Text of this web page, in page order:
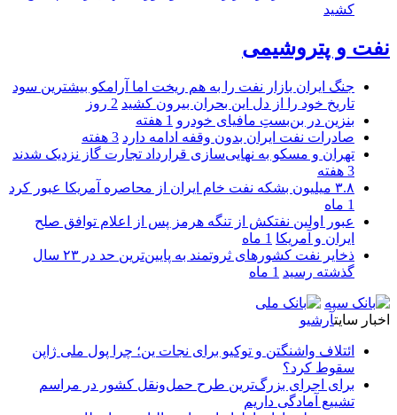
کشید
نفت و پتروشیمی
جنگ ایران بازار نفت را به هم ریخت اما آرامکو بیشترین سود
تاریخ خود را از دل این بحران بیرون کشید 2 روز
بنزین در بن‌بستِ مافیای خودرو 1 هفته
صادرات نفت ایران بدون وقفه ادامه دارد 3 هفته
تهران و مسکو به نهایی‌سازی قرارداد تجارت گاز نزدیک شدند
3 هفته
۳.۸ میلیون بشکه نفت خام ایران از محاصره آمریکا عبور کرد
1 ماه
عبور اولین نفتکش از تنگه هرمز پس از اعلام توافق صلح
ایران و آمریکا 1 ماه
ذخایر نفت کشورهای ثروتمند به پایین‌ترین حد در ۲۳ سال
گذشته رسید 1 ماه
اخبار سایتآرشیو
ائتلاف واشنگتن و توکیو برای نجات ین؛ چرا پول ملی ژاپن
سقوط کرد؟
برای اجرای بزرگ‌ترین طرح حمل‌ونقل کشور در مراسم
تشییع آمادگی داریم